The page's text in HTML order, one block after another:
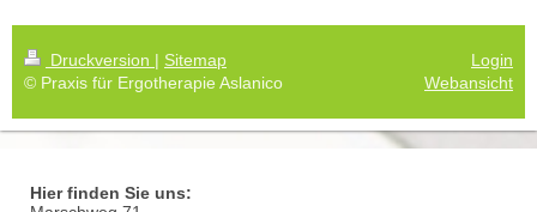
Druckversion | Sitemap
© Praxis für Ergotherapie Aslanico
Login
Webansicht
Hier finden Sie uns: